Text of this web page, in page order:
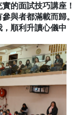
的面試技巧講座！
與者都滿載而歸。
順利升讀心儀中